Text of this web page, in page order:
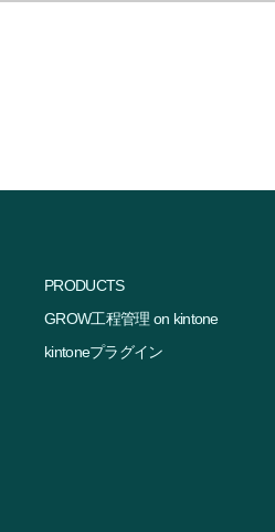
PRODUCTS
GROW工程管理 on kintone
kintoneプラグイン